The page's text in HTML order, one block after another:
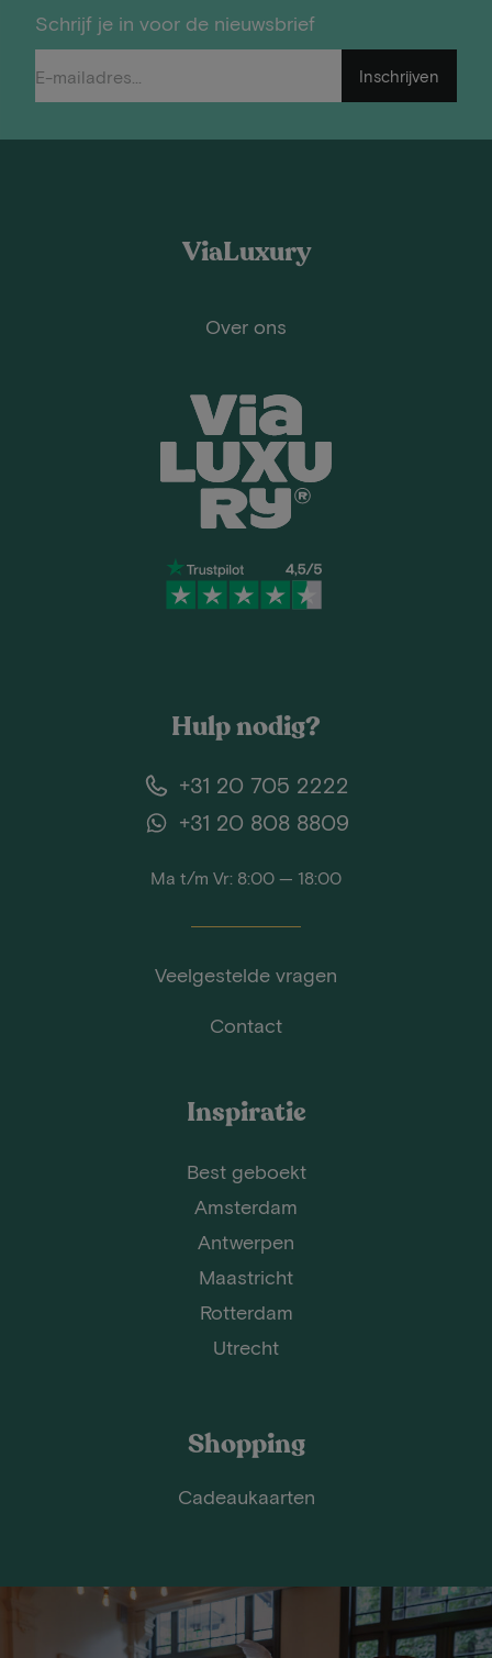
Schrijf je in voor de nieuwsbrief
Inschrijven
ViaLuxury
Over ons
Hulp nodig?
+31 20 705 2222
+31 20 808 8809
Ma t/m Vr: 8:00 — 18:00
Veelgestelde vragen
Contact
Inspiratie
Best geboekt
Amsterdam
Antwerpen
Maastricht
Rotterdam
Utrecht
Shopping
Cadeaukaarten